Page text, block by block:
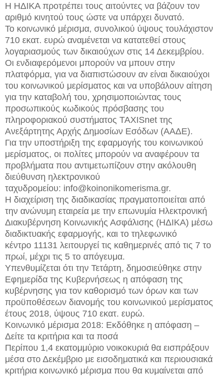
Η ΗΔΙΚΑ προτρέπει τους αιτούντες να βάζουν τον
αριθμό κινητού τους ώστε να υπάρχει δυνατό.
Το κοινωνικό μέρισμα, συνολικού ύψους τουλάχιστον
710 εκατ. ευρώ αναμένεται να κατατεθεί στους
λογαριασμούς των δικαιούχων στις 14 Δεκεμβρίου.
Οι ενδιαφερόμενοι μπορούν να μπουν στην
πλατφόρμα, για να διαπιστώσουν αν είναι δικαιούχοι
του κοινωνικού μερίσματος και να υποβάλουν αίτηση
για την καταβολή του, χρησιμοποιώντας τους
προσωπικούς κωδικούς πρόσβασης του
πληροφοριακού συστήματος TAXISnet της
Ανεξάρτητης Αρχής Δημοσίων Εσόδων (ΑΑΔΕ).
Για την υποστήριξη της εφαρμογής του κοινωνικού
μερίσματος, οι πολίτες μπορούν να αναφέρουν τα
προβλήματα που αντιμετωπίζουν στην ακόλουθη
διεύθυνση ηλεκτρονικού
ταχυδρομείου: info@koinonikomerisma.gr.
Η διαχείριση της διαδικασίας πραγματοποιείται από
την ανώνυμη εταιρεία με την επωνυμία Ηλεκτρονική
Διακυβέρνηση Κοινωνικής Ασφάλισης (ΗΔΙΚΑ) μέσω
διαδικτυακής εφαρμογής, και το τηλεφωνικό
κέντρο 11131 λειτουργεί τις καθημερινές από τις 7 το
πρωί, μέχρι τις 5 το απόγευμα.
Υπενθυμίζεται ότι την Τετάρτη, δημοσιεύθηκε στην
Εφημερίδα της Κυβερνήσεως η απόφαση της
κυβέρνησης για τον καθορισμό των όρων και των
προϋποθέσεων διανομής του κοινωνικού μερίσματος
έτους 2018, ύψους 710 εκατ. ευρώ.
Κοινωνικό μέρισμα 2018: Εκδόθηκε η απόφαση –
Δείτε τα κριτήρια και τα ποσά
Περίπου 1,4 εκατομμύριο νοικοκυριά θα εισπράξουν
μέσα στο Δεκέμβριο με εισοδηματικά και περιουσιακά
κριτήρια κοινωνικό μέρισμα που θα κυμαίνεται από